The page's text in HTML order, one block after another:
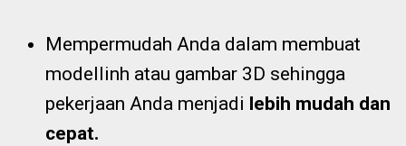
Mempermudah Anda dalam membuat
modellinh atau gambar 3D sehingga
pekerjaan Anda menjadi lebih mudah dan
cepat.